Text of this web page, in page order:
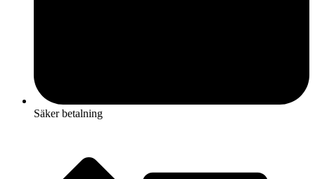
Säker betalning